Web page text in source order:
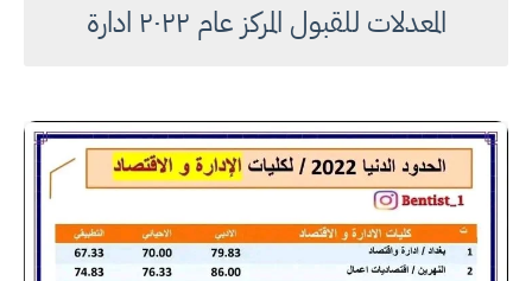
المعدلات للقبول المركز عام ٢٠٢٢ ادارة